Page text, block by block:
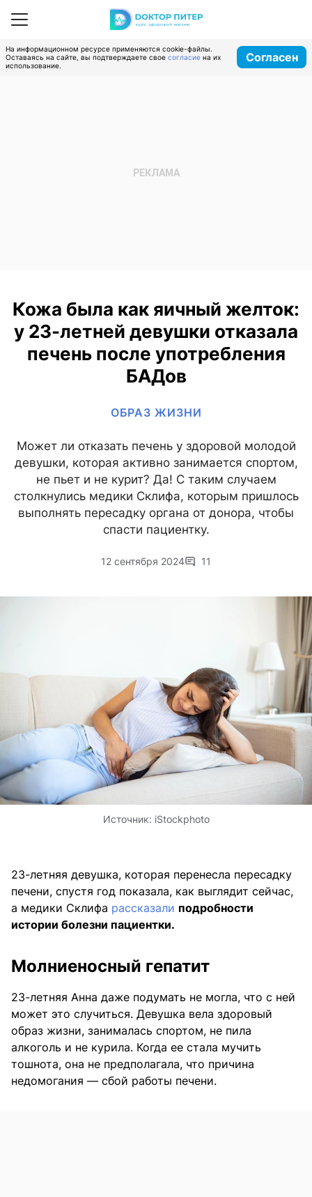
На информационном ресурсе применяются cookie-файлы.
Оставаясь на сайте, вы подтверждаете свое согласие на их
использование.
Согласен
Кожа была как яичный желток:
у 23-летней девушки отказала
печень после употребления
БАДов
ОБРАЗ ЖИЗНИ
Может ли отказать печень у здоровой молодой
девушки, которая активно занимается спортом,
не пьет и не курит? Да! С таким случаем
столкнулись медики Склифа, которым пришлось
выполнять пересадку органа от донора, чтобы
спасти пациентку.
12 сентября 2024 11
Источник: iStockphoto
23-летняя девушка, которая перенесла пересадку
печени, спустя год показала, как выглядит сейчас,
а медики Склифа рассказали подробности
истории болезни пациентки.
Молниеносный гепатит
23-летняя Анна даже подумать не могла, что с ней
может это случиться. Девушка вела здоровый
образ жизни, занималась спортом, не пила
алкоголь и не курила. Когда ее стала мучить
тошнота, она не предполагала, что причина
недомогания — сбой работы печени.